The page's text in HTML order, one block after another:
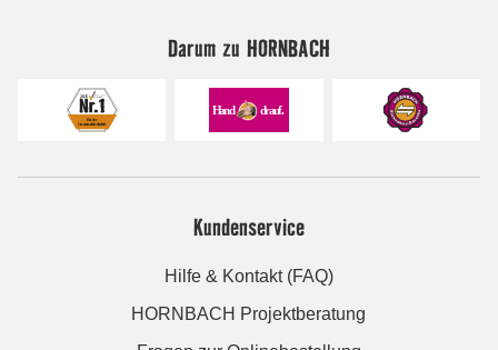
Darum zu HORNBACH
Kundenservice
Hilfe & Kontakt (FAQ)
HORNBACH Projektberatung